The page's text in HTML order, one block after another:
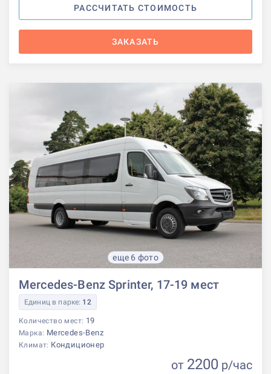
РАССЧИТАТЬ СТОИМОСТЬ
ЗАКАЗАТЬ
еще 6 фото
Mercedes-Benz Sprinter, 17-19 мест
Единиц в парке: 12
Количество мест: 19
Марка: Mercedes-Benz
Климат: Кондиционер
от 2200 р/час